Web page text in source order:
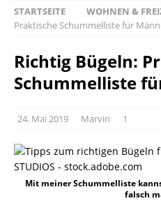
STARTSEITE WOHNEN &
Praktische Schummelliste für
Richtig Bügeln:
Schummelliste
24. Mai 2019 Marvin 1
Mit meiner Schummelliste
falsch